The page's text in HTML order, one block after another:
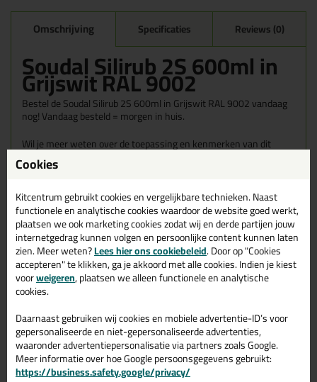
Omschrijving Specificaties Reviews (0)
Soudal Silirub 2S 600ml in
Grijswit RAL 9002
Bestel de Soudal Silirub 2S 600ml in Grijswit RAL 9002 vandaag
nog! Vandaag besteld = morgen in huis.
Wil je meer weten over de toepassing en kenmerken van dit
product?
Gerelateerde producten
Cookies
Kitcentrum gebruikt cookies en vergelijkbare technieken. Naast
functionele en analytische cookies waardoor de website goed werkt,
plaatsen we ook marketing cookies zodat wij en derde partijen jouw
internetgedrag kunnen volgen en persoonlijke content kunnen laten
zien. Meer weten?Lees hier ons cookiebeleid. Door op "Cookies
accepteren" te klikken, ga je akkoord met alle cookies. Indien je kiest
voorweigeren, plaatsen we alleen functionele en analytische
cookies.
Daarnaast gebruiken wij cookies en mobiele advertentie-ID’s voor
gepersonaliseerde en niet-gepersonaliseerde advertenties,
waaronder advertentiepersonalisatie via partners zoals Google.
Meer informatie over hoe Google persoonsgegevens gebruikt:
https://business.safety.google/privacy/